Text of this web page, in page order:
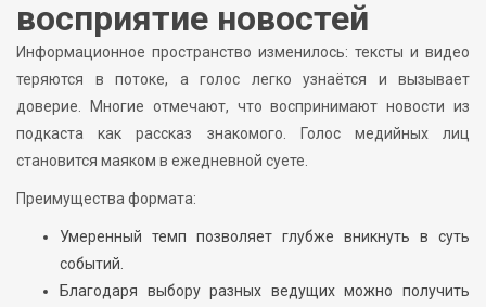
восприятие новостей
Информационное пространство изменилось: тексты и видео
теряются в потоке, а голос легко узнаётся и вызывает
доверие. Многие отмечают, что воспринимают новости из
подкаста как рассказ знакомого. Голос медийных лиц
становится маяком в ежедневной суете.
Преимущества формата:
Умеренный темп позволяет глубже вникнуть в суть
событий.
Благодаря выбору разных ведущих можно получить